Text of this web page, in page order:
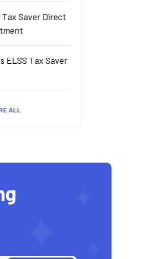
Saver Direct
ELSS Tax Saver
ALL